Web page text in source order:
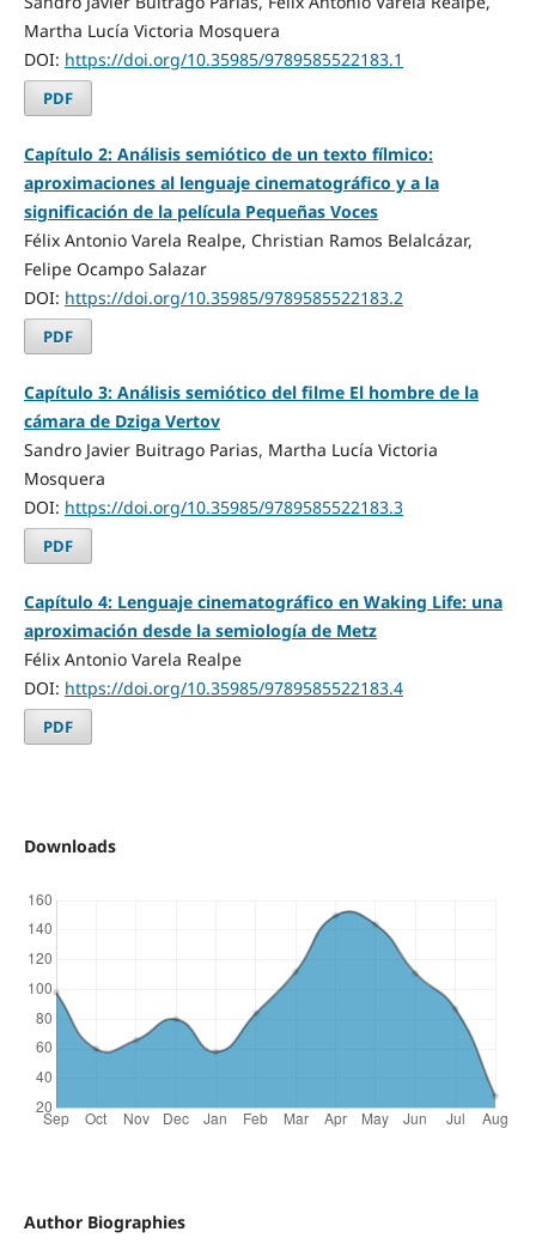
Martha Lucía Victoria Mosquera
DOI: https://doi.org/10.35985/9789585522183.1
PDF
Capítulo 2: Análisis semiótico de un texto fílmico:
aproximaciones al lenguaje cinematográfico y a la
significación de la película Pequeñas Voces
Félix Antonio Varela Realpe, Christian Ramos Belalcázar,
Felipe Ocampo Salazar
DOI: https://doi.org/10.35985/9789585522183.2
PDF
Capítulo 3: Análisis semiótico del filme El hombre de la
cámara de Dziga Vertov
Sandro Javier Buitrago Parias, Martha Lucía Victoria
Mosquera
DOI: https://doi.org/10.35985/9789585522183.3
PDF
Capítulo 4: Lenguaje cinematográfico en Waking Life: una
aproximación desde la semiología de Metz
Félix Antonio Varela Realpe
DOI: https://doi.org/10.35985/9789585522183.4
PDF
Downloads
Author Biographies